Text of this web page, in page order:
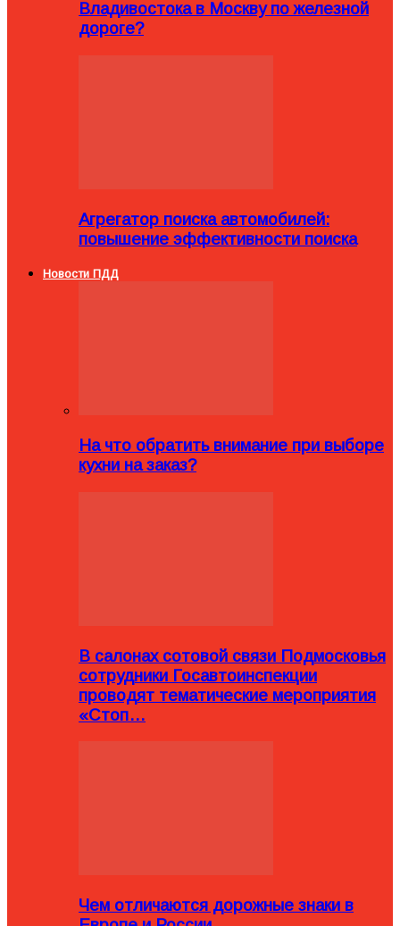
Владивостока в Москву по железной
дороге?
Агрегатор поиска автомобилей:
повышение эффективности поиска
Новости ПДД
На что обратить внимание при выборе
кухни на заказ?
В салонах сотовой связи Подмосковья
сотрудники Госавтоинспекции
проводят тематические мероприятия
«Стоп…
Чем отличаются дорожные знаки в